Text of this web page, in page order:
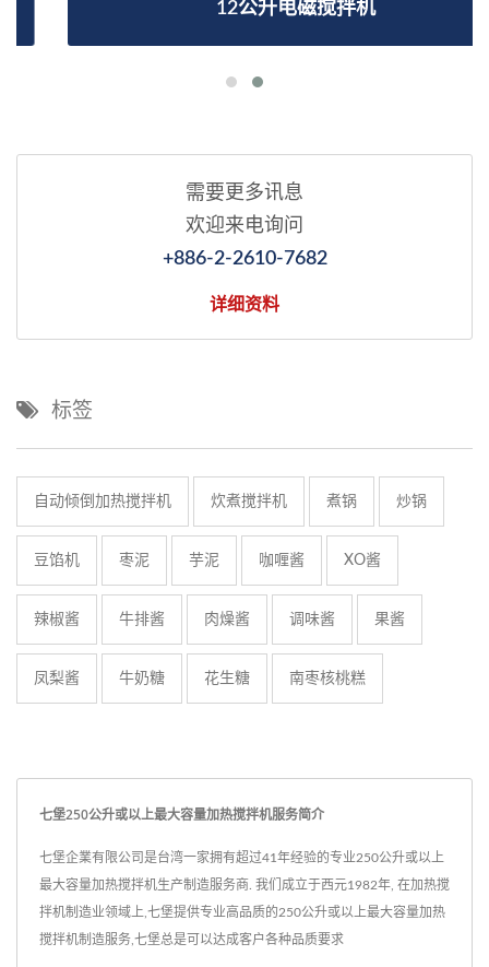
12公升电磁搅拌机
需要更多讯息
欢迎来电询问
+886-2-2610-7682
详细资料
标签
自动倾倒加热搅拌机 炊煮搅拌机 煮锅 炒锅
豆馅机 枣泥 芋泥 咖喱酱 XO酱
辣椒酱 牛排酱 肉燥酱 调味酱 果酱
凤梨酱 牛奶糖 花生糖 南枣核桃糕
七堡250公升或以上最大容量加热搅拌机服务简介
七堡企業有限公司是台湾一家拥有超过41年经验的专业250公升或以上
最大容量加热搅拌机生产制造服务商. 我们成立于西元1982年, 在加热搅
拌机制造业领域上,七堡提供专业高品质的250公升或以上最大容量加热
搅拌机制造服务,七堡总是可以达成客户各种品质要求